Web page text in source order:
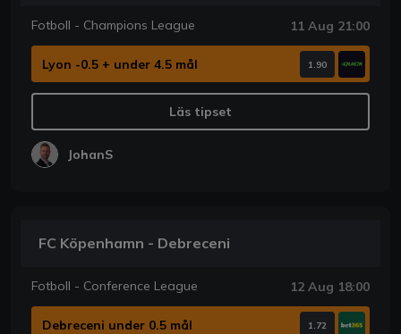
Fotboll - Champions League 11 Aug 21:00
Lyon -0.5 + under 4.5 mål 1.90
Läs tipset
JohanS
FC Köpenhamn - Debreceni
Fotboll - Conference League 12 Aug 18:00
Debreceni under 0.5 mål 1.72